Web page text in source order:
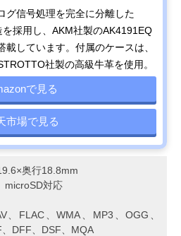
グ信号処理を完全に分離した
採用し、AKM社製のAK4191EQ
しています。付属のケースは、
社製の高級牛革を使用。
で見る
市場で見る
奥行18.8mm​
microSD対応
、FLAC、WMA、​MP3、OGG、
DFF、DSF、MQA​